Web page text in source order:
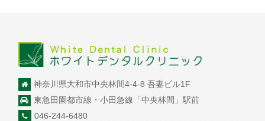
神奈川県大和市中央林間4-4-8 吾妻ビル1F
東急田園都市線・小田急線「中央林間」駅前
046-244-6480